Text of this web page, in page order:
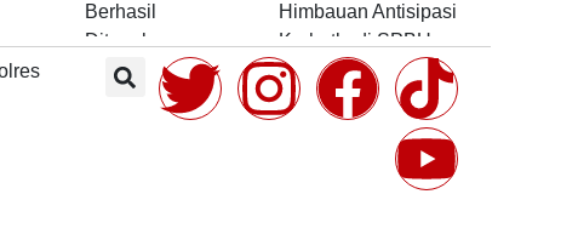
Berhasil
Ditangkap,
Polres Tegaskan
Komitmen
Himbauan Antisipasi
Karhutla di SPBU
Kecamatan Picung,
Wujud Nyata
Pencegahan Dini